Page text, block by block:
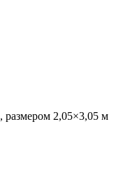
размером 2,05×3,05 м